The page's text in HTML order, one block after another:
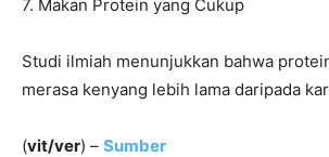
7. Makan Protein yang Cukup
Studi ilmiah menunjukkan bahwa
merasa kenyang lebih lama daripada
(vit/ver) – Sumber